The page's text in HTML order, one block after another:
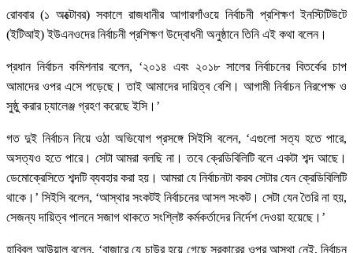
রোববার (১ অক্টোবর) সকালে রাজধানীর আগারগাঁওয়ে নির্বাচনী প্রশিক্ষণ ইনস্টিটিউটে
(ইটিআই) ইউএনওদের নির্বাচনী প্রশিক্ষণ উদ্বোধনী অনুষ্ঠানে তিনি এই কথা বলেন।
প্রধান নির্বাচন কমিশনার বলেন, ‘২০১৪ এবং ২০১৮ সালের নির্বাচনের বিতর্কের চাপ
আমাদের ওপর এসে পড়েছে। তাই আমাদের দায়িত্ব বেশি। আগামী নির্বাচন নিরপেক্ষ ও
সুষ্ঠু করার চ্যালেঞ্জ গ্রহণ করেছে ইসি।’
গত দুই নির্বাচন নিয়ে ওঠা অভিযোগ প্রসঙ্গে সিইসি বলেন, ‘এগুলো সত্য হতে পারে,
অসত্যও হতে পারে। সেটা আমরা বলছি না। তবে ক্রেডিবিলিটি বলে একটা শব্দ আছে।
ডেমোক্রেসিতে শব্দটি ব্যবহার করা হয়। আমরা যে নির্বাচনটা করব সেটার যেন ক্রেডিবিলিটি
থাকে।’ সিইসি বলেন, ‘আস্থার সংকটই নির্বাচনের আসল সংকট। সেটা যেন তৈরি না হয়,
সেজন্য দায়িত্ব পালনে সজাগ থাকতে সংশ্লিষ্ট কর্মকর্তাদের নির্দেশ দেওয়া হয়েছে।’
হাবিবুল আউয়াল বলেন, ‘বাজারে যে চাউর হয়ে গেছে সরকারের ওপর আস্থা নেই, নির্বাচন